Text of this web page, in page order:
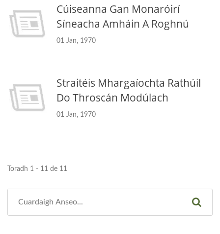
Cúiseanna Gan Monaróirí
Síneacha Amháin A Roghnú
01 Jan, 1970
Straitéis Mhargaíochta Rathúil
Do Throscán Modúlach
01 Jan, 1970
Toradh 1 - 11 de 11